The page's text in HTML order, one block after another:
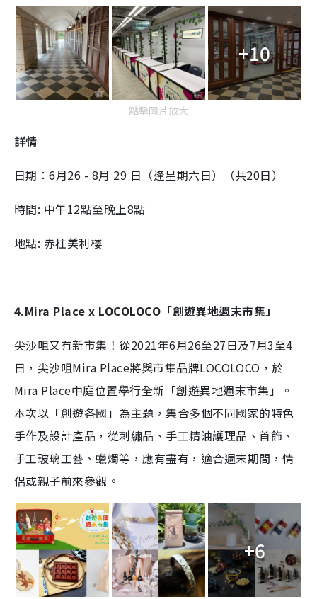
+10
點擊圖片放大
詳情
日期：6月26 - 8月 29 日（逢星期六日）（共20日）
時間: 中午12點至晚上8點
地點: 赤柱美利樓
4.Mira Place x LOCOLOCO 「創遊異地週末市集」
尖沙咀又有新市集！從2021年6月26至27日及7月3至4
日，尖沙咀Mira Place將與市集品牌LOCOLOCO，於
Mira Place中庭位置舉行全新「創遊異地週末市集」
。
本次以「創遊各國」為主題，集合多個不同國家的特色
手作及設計產品，從刺繡品、手工精油護理品、首飾 、
手工玻璃工藝 、蠟燭等，應有盡有，適合週末期間，情
侶或親子前來參觀。
+6